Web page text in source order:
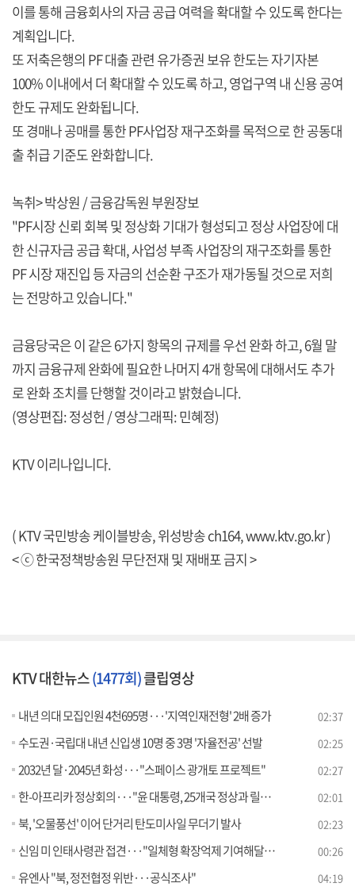
이를 통해 금융회사의 자금 공급 여력을 확대할 수 있도록 한다는
계획입니다.
또 저축은행의 PF 대출 관련 유가증권 보유 한도는 자기자본
100% 이내에서 더 확대할 수 있도록 하고, 영업구역 내 신용 공여
한도 규제도 완화됩니다.
또 경매나 공매를 통한 PF사업장 재구조화를 목적으로 한 공동대
출 취급 기준도 완화합니다.
녹취> 박상원 / 금융감독원 부원장보
"PF시장 신뢰 회복 및 정상화 기대가 형성되고 정상 사업장에 대
한 신규자금 공급 확대, 사업성 부족 사업장의 재구조화를 통한
PF 시장 재진입 등 자금의 선순환 구조가 재가동될 것으로 저희
는 전망하고 있습니다."
금융당국은 이 같은 6가지 항목의 규제를 우선 완화 하고, 6월 말
까지 금융규제 완화에 필요한 나머지 4개 항목에 대해서도 추가
로 완화 조치를 단행할 것이라고 밝혔습니다.
(영상편집: 정성헌 / 영상그래픽: 민혜정)
KTV 이리나입니다.
( KTV 국민방송 케이블방송, 위성방송 ch164,www.ktv.go.kr)
< ⓒ 한국정책방송원 무단전재 및 재배포 금지 >
KTV 대한뉴스(1477회)클립영상
내년 의대 모집인원 4천695명···'지역인재전형' 2배 증가 02:37
수도권·국립대 내년 신입생 10명 중 3명 '자율전공' 선발 02:25
2032년 달·2045년 화성···"스페이스 광개토 프로젝트" 02:27
한-아프리카 정상회의···"윤 대통령, 25개국 정상과 릴레이 회담" 02:01
북, '오물풍선' 이어 단거리 탄도미사일 무더기 발사 02:23
신임 미 인태사령관 접견···"일체형 확장억제 기여해달라" 00:26
유엔사 "북, 정전협정 위반···공식조사" 04:19